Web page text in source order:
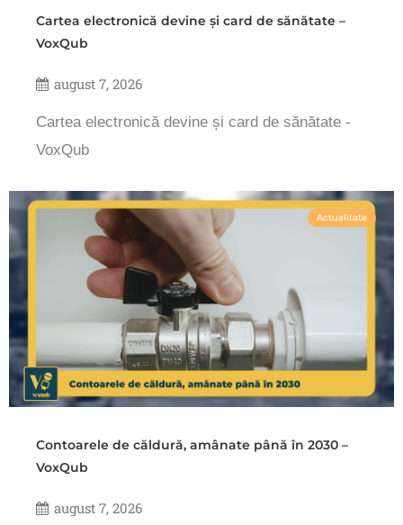
Cartea electronică devine și card de sănătate –
VoxQub
august 7, 2026
Cartea electronică devine și card de sănătate -
VoxQub
Actualitate
Contoarele de căldură, amânate până în 2030 –
VoxQub
august 7, 2026